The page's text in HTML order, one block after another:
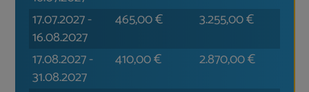
17.07.2027-
16.08.2027
465,00€ 3.255,00€
17.08.2027-
31.08.2027
410,00€ 2.870,00€